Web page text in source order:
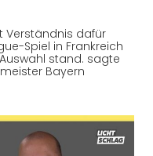
Verständnis dafür
Spiel in Frankreich
stand. sagte
Bayern